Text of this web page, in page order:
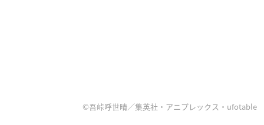
©吾峠呼世晴／集英社・アニプレックス・ufotable